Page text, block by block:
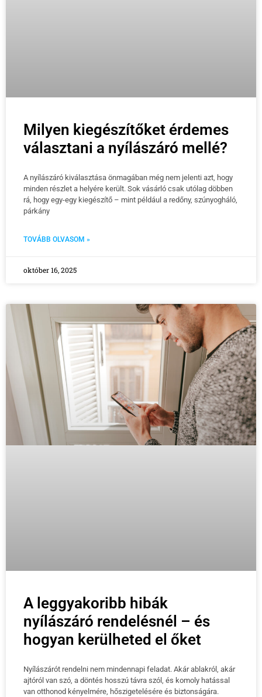
Milyen kiegészítőket érdemes
választani a nyílászáró mellé?
A nyílászáró kiválasztása önmagában még nem jelenti azt, hogy
minden részlet a helyére került. Sok vásárló csak utólag döbben
rá, hogy egy-egy kiegészítő – mint például a redőny, szúnyogháló,
párkány
TOVÁBB OLVASOM »
október 16, 2025
A leggyakoribb hibák
nyílászáró rendelésnél – és
hogyan kerülheted el őket
Nyílászárót rendelni nem mindennapi feladat. Akár ablakról, akár
ajtóról van szó, a döntés hosszú távra szól, és komoly hatással
van otthonod kényelmére, hőszigetelésére és biztonságára.